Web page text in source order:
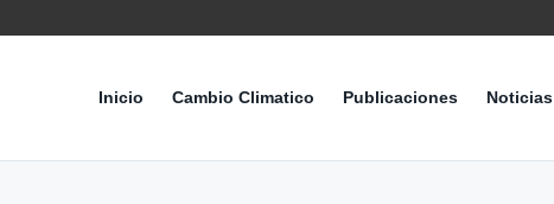
Inicio Cambio Climatico Publicaciones Noticias